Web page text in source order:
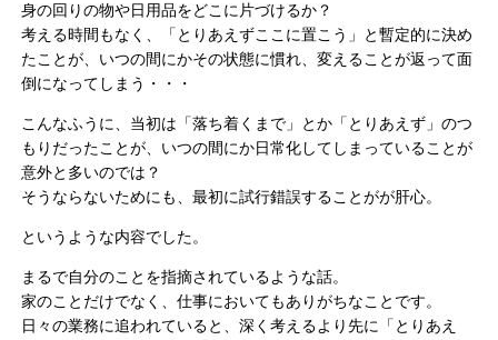
身の回りの物や日用品をどこに片づけるか？
考える時間もなく、「とりあえずここに置こう」と暫定的に決め
たことが、いつの間にかその状態に慣れ、変えることが返って面
倒になってしまう・・・
こんなふうに、当初は「落ち着くまで」とか「とりあえず」のつ
もりだったことが、いつの間にか日常化してしまっていることが
意外と多いのでは？
そうならないためにも、最初に試行錯誤することがが肝心。
というような内容でした。
まるで自分のことを指摘されているような話。
家のことだけでなく、仕事においてもありがちなことです。
日々の業務に追われていると、深く考えるより先に「とりあえ